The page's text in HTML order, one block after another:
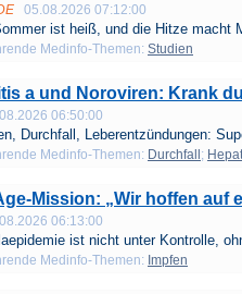
05.08.2026 07:12:00
ist heiß, und die Hitze macht
Medinfo-Themen: Studien
a und Noroviren: Krank
06:50:00
Durchfall, Leberentzündungen:
Medinfo-Themen: Durchfall ;
Mission: „Wir hoffen auf
06:13:00
ist nicht unter Kontrolle,
Medinfo-Themen: Impfen